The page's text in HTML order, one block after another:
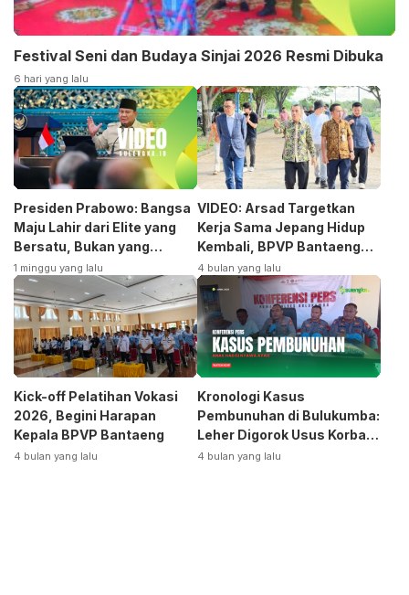
Festival Seni dan Budaya Sinjai 2026 Resmi Dibuka
6 hari yang lalu
Presiden Prabowo: Bangsa
Maju Lahir dari Elite yang
Bersatu, Bukan yang
Terpecah
1 minggu yang lalu
VIDEO: Arsad Targetkan
Kerja Sama Jepang Hidup
Kembali, BPVP Bantaeng
Siap Bangkitkan Jurusan
Otomotif
4 bulan yang lalu
Kick-off Pelatihan Vokasi
2026, Begini Harapan
Kepala BPVP Bantaeng
4 bulan yang lalu
Kronologi Kasus
Pembunuhan di Bulukumba:
Leher Digorok Usus Korban
Dikeluarkan
4 bulan yang lalu